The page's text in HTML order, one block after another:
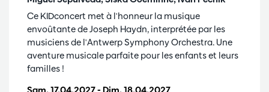
Ce KIDconcert met à l'honneur la musique
envoûtante de Joseph Haydn, interprétée par les
musiciens de l'Antwerp Symphony Orchestra. Une
aventure musicale parfaite pour les enfants et leurs
familles !